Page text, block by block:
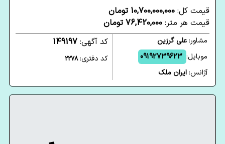
قیمت کل: 10,700,000,000 تومان
قیمت هر متر: 76,420,000 تومان
مشاور:علی گرزین
موبایل: 09192739623
آژانس:ایران ملک
کد آگهی: 149197
کد دفتری:2278